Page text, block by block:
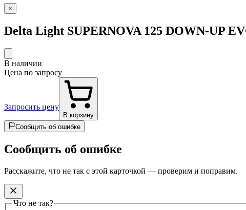
×
Delta Light SUPERNOVA 125 DOWN-UP
В наличии
Цена по запросу
Запросить цену
В корзину
Сообщить об ошибке
Сообщить об ошибке
Расскажите, что не так с этой карточкой — проверим и поправим.
Что не так?